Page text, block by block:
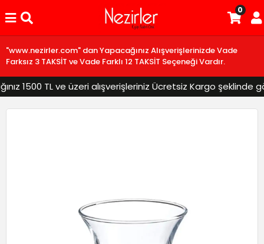
"www.nezirler.com" dan Yapacağınız Alışverişlerinizde Vade
Farksız 3 TAKSİT ve Vade Farklı 12 TAKSİT Seçeneği Vardır.
1500 TL ve üzeri alışverişleriniz Ücretsiz Kargo şeklinde
0